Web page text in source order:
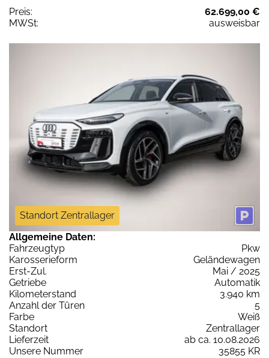
Preis:
62.699,00 €
MWSt:
ausweisbar
Standort Zentrallager
Allgemeine Daten:
Fahrzeugtyp
Pkw
Karosserieform
Geländewagen
Erst-Zul.
Mai / 2025
Getriebe
Automatik
Kilometerstand
3.940 km
Anzahl der Türen
5
Farbe
Weiß
Standort
Zentrallager
Lieferzeit
ab ca. 10.08.2026
Unsere Nummer
35855 KR